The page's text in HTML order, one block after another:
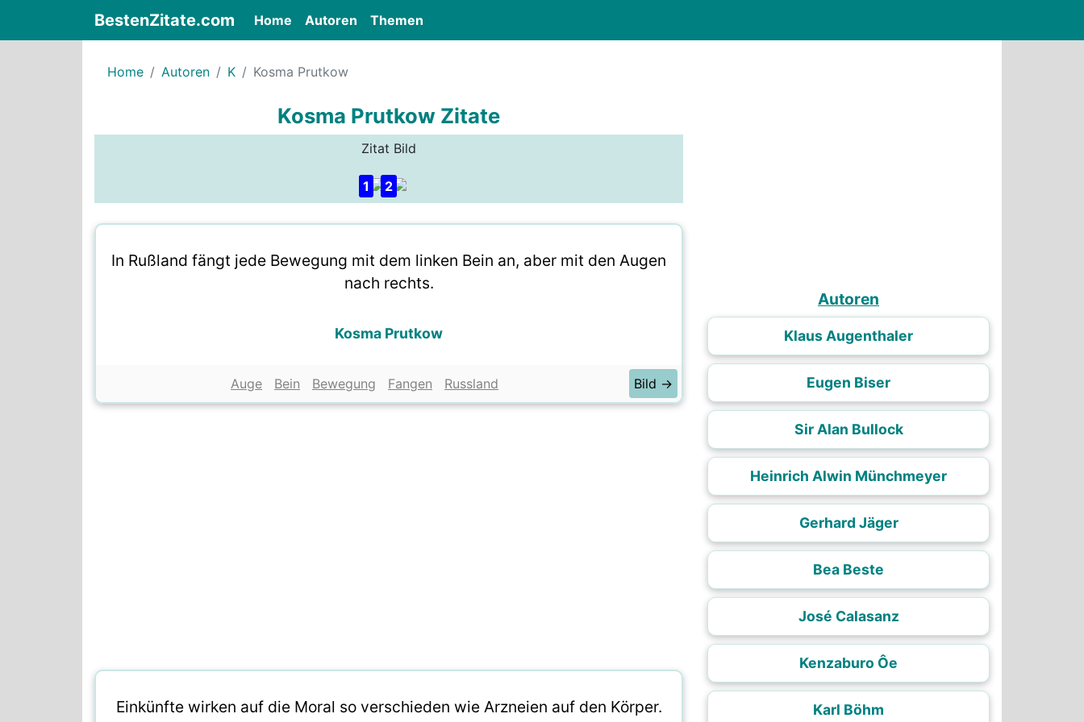
BestenZitate.com Home (current)
Autoren Themen
Home Autoren K Kosma Prutkow
Kosma Prutkow Zitate
Zitat Bild
1 2
In Rußland fängt jede Bewegung mit dem linken Bein an, aber mit den Augen
nach rechts.
Kosma Prutkow
Auge Bein Bewegung Fangen Russland Bild →
Einkünfte wirken auf die Moral so verschieden wie Arzneien auf den Körper.
Autoren
Klaus Augenthaler
Eugen Biser
Sir Alan Bullock
Heinrich Alwin Münchmeyer
Gerhard Jäger
Bea Beste
José Calasanz
Kenzaburo Ôe
Karl Böhm